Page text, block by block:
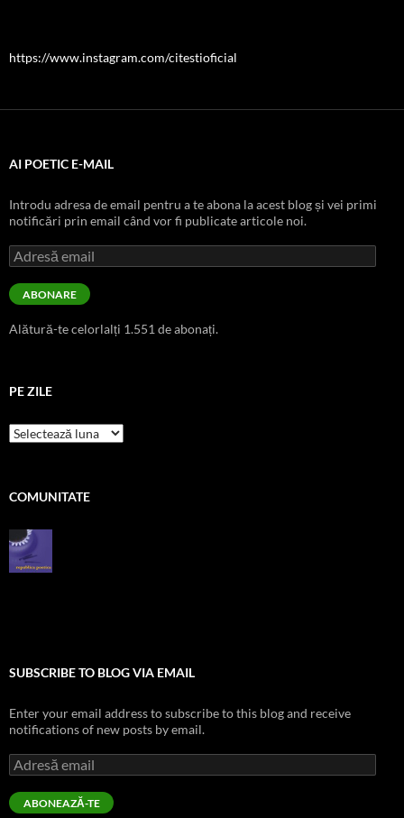
https://www.instagram.com/citestioficial
AI POETIC E-MAIL
Introdu adresa de email pentru a te abona la acest blog și vei primi
notificări prin email când vor fi publicate articole noi.
Adresă
email
ABONARE
Alătură-te celorlalți 1.551 de abonați.
PE ZILE
pe
zile
COMUNITATE
SUBSCRIBE TO BLOG VIA EMAIL
Enter your email address to subscribe to this blog and receive
notifications of new posts by email.
Adresă
email
ABONEAZĂ-TE